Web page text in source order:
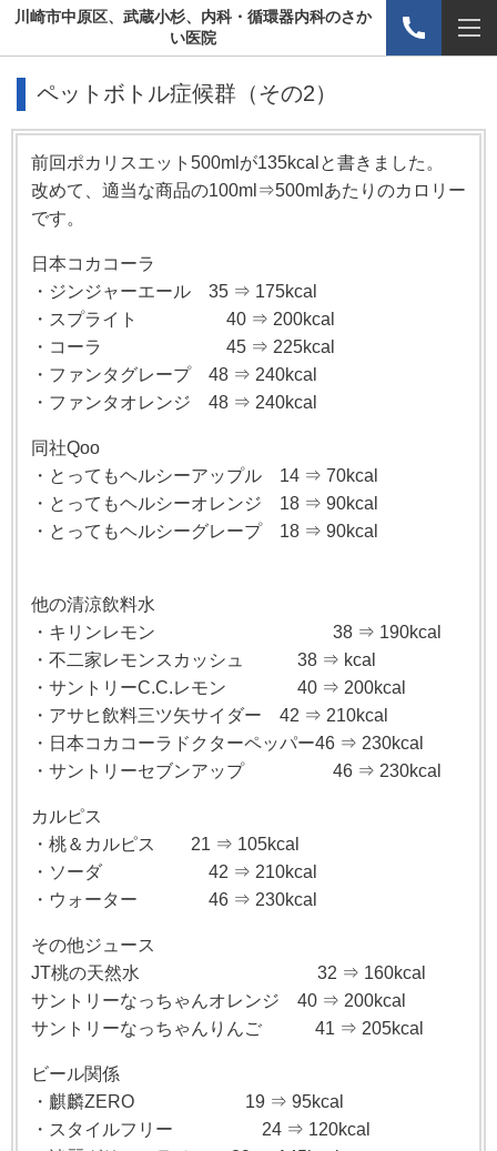
川崎市中原区、武蔵小杉、内科・循環器内科のさか
い医院
ペットボトル症候群（その2）
前回ポカリスエット500mlが135kcalと書きました。
改めて、適当な商品の100ml⇒500mlあたりのカロリー
です。
日本コカコーラ
・ジンジャーエール 35 ⇒ 175kcal
・スプライト 40 ⇒ 200kcal
・コーラ 45 ⇒ 225kcal
・ファンタグレープ 48 ⇒ 240kcal
・ファンタオレンジ 48 ⇒ 240kcal
同社Qoo
・とってもヘルシーアップル 14 ⇒ 70kcal
・とってもヘルシーオレンジ 18 ⇒ 90kcal
・とってもヘルシーグレープ 18 ⇒ 90kcal
他の清涼飲料水
・キリンレモン 38 ⇒ 190kcal
・不二家レモンスカッシュ 38 ⇒ kcal
・サントリーC.C.レモン 40 ⇒ 200kcal
・アサヒ飲料三ツ矢サイダー 42 ⇒ 210kcal
・日本コカコーラドクターペッパー46 ⇒ 230kcal
・サントリーセブンアップ 46 ⇒ 230kcal
カルピス
・桃＆カルピス 21 ⇒ 105kcal
・ソーダ 42 ⇒ 210kcal
・ウォーター 46 ⇒ 230kcal
その他ジュース
JT桃の天然水 32 ⇒ 160kcal
サントリーなっちゃんオレンジ 40 ⇒ 200kcal
サントリーなっちゃんりんご 41 ⇒ 205kcal
ビール関係
・麒麟ZERO 19 ⇒ 95kcal
・スタイルフリー 24 ⇒ 120kcal